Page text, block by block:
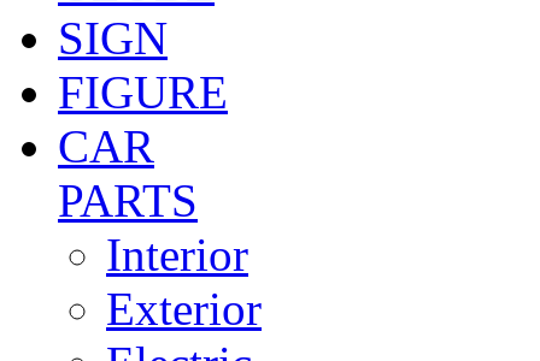
SIGN
FIGURE
CAR
PARTS
Interior
Exterior